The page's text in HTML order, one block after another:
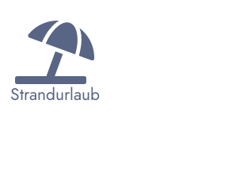
Strandurlaub